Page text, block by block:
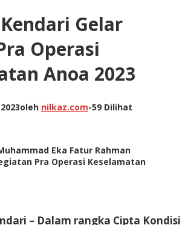
Gelar
Operasi
Anoa 2023
oleh nilkaz.com-59 Dilihat
Eka Fatur Rahman
Pra Operasi Keselamatan
– Dalam rangka Cipta Kondisi